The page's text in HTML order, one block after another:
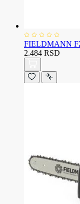
FIELDMANN
2.484 RSD